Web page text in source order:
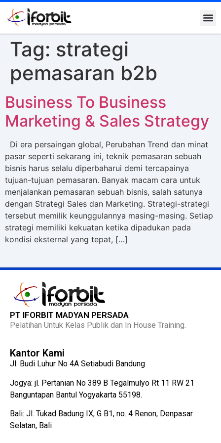
Tag: strategi
pemasaran b2b
Business To Business
Marketing & Sales Strategy
Di era persaingan global, Perubahan Trend dan minat
pasar seperti sekarang ini, teknik pemasaran sebuah
bisnis harus selalu diperbaharui demi tercapainya
tujuan-tujuan pemasaran. Banyak macam cara untuk
menjalankan pemasaran sebuah bisnis, salah satunya
dengan Strategi Sales dan Marketing. Strategi-strategi
tersebut memilik keunggulannya masing-masing. Setiap
strategi memiliki kekuatan ketika dipadukan pada
kondisi eksternal yang tepat, […]
PT IFORBIT MADYAN PERSADA
Pelatihan Untuk Kelas Publik dan In House Training.
Kantor Kami
Jl. Budi Luhur No 4A Setiabudi Bandung
Jogya: jl. Pertanian No 389 B Tegalmulyo Rt 11 RW 21
Banguntapan Bantul Yogyakarta 55198.
Bali: Jl. Tukad Badung IX, G B1, no. 4 Renon, Denpasar
Selatan, Bali